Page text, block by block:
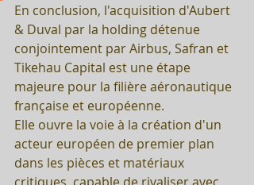
En conclusion, l'acquisition d'Aubert
& Duval par la holding détenue
conjointement par Airbus, Safran et
Tikehau Capital est une étape
majeure pour la filière aéronautique
française et européenne.
Elle ouvre la voie à la création d'un
acteur européen de premier plan
dans les pièces et matériaux